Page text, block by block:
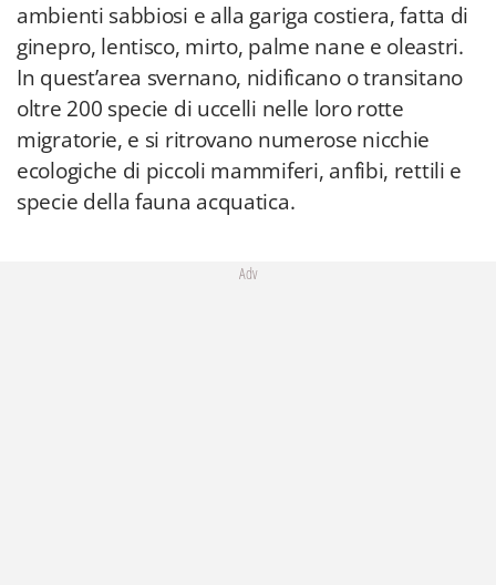
ambienti sabbiosi e alla gariga costiera, fatta di
ginepro, lentisco, mirto, palme nane e oleastri.
In quest’area svernano, nidificano o transitano
oltre 200 specie di uccelli nelle loro rotte
migratorie, e si ritrovano numerose nicchie
ecologiche di piccoli mammiferi, anfibi, rettili e
specie della fauna acquatica.
Adv